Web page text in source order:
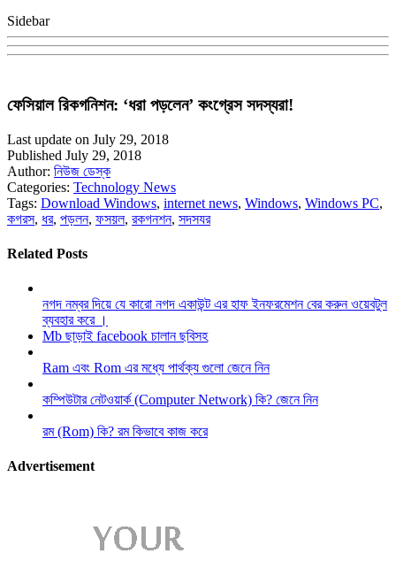
Sidebar
ফেসিয়াল রিকগনিশন: ‘ধরা পড়লেন’ কংগ্রেস সদস্যরা!
Last update on July 29, 2018
Published July 29, 2018
Author: নিউজ ডেস্ক
Categories: Technology News
Tags: Download Windows, internet news, Windows, Windows PC,
কগরস, ধর, পড়লন, ফসয়ল, রকগনশন, সদসযর
Related Posts
নগদ নম্বর দিয়ে যে কারো নগদ একাউন্ট এর হাফ ইনফরমেশন বের করুন ওয়েবটুল
ব্যবহার করে ।
Mb ছাড়াই facebook চালান ছবিসহ
Ram এবং Rom এর মধ্যে পার্থক্য গুলো জেনে নিন
কম্পিউটার নেটওয়ার্ক (Computer Network) কি? জেনে নিন
রম (Rom) কি? রম কিভাবে কাজ করে
Advertisement